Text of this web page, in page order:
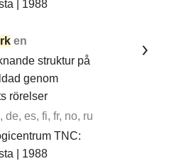
| 1988
en
struktur på
genom
rörelser
de, es, fi, fr, no, ru
TNC:
| 1988